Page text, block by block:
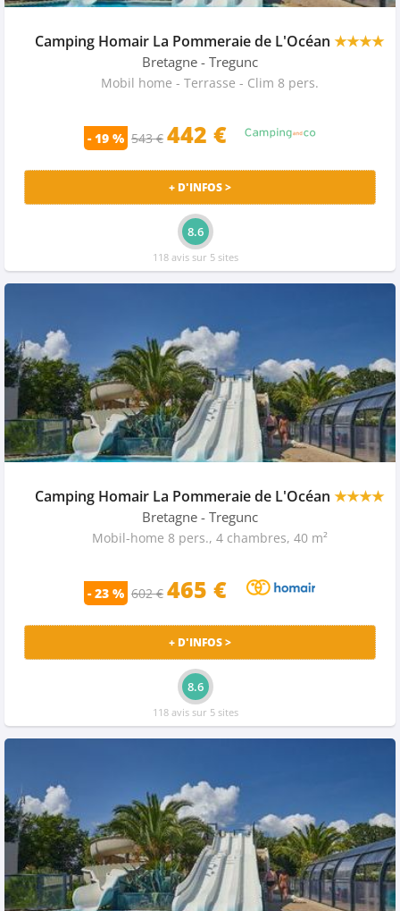
Camping Homair La Pommeraie de L'Océan ★★★★
Bretagne - Tregunc
Mobil home - Terrasse - Clim 8 pers.
- 19 % 543 € 442 €
+ D'INFOS >
8.6
118 avis sur 5 sites
Camping Homair La Pommeraie de L'Océan ★★★★
Bretagne - Tregunc
Mobil-home 8 pers., 4 chambres, 40 m²
- 23 % 602 € 465 €
+ D'INFOS >
8.6
118 avis sur 5 sites